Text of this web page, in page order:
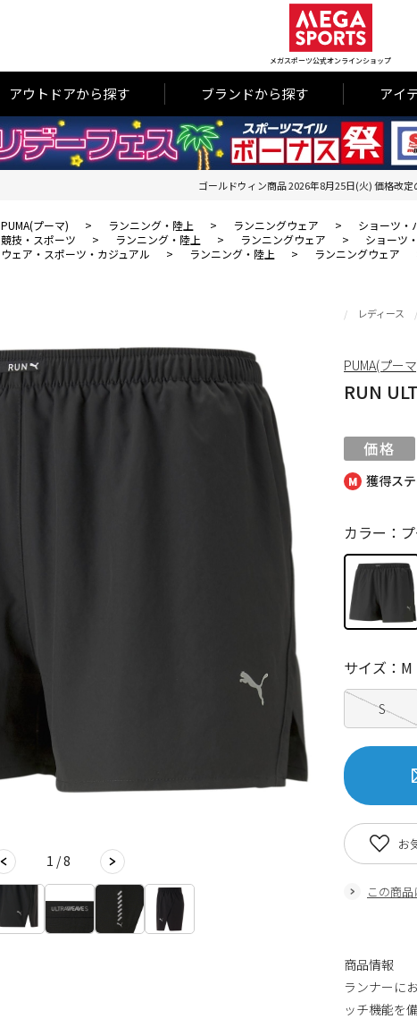
メガスポーツ公式オンラインショップ
アウトドアから探す ブランドから探す アイ
ゴールドウィン商品 2026年8月25日(火) 価格改定
PUMA(プーマ) > ランニング・陸上 > ランニングウェア > ショーツ・
競技・スポーツ > ランニング・陸上 > ランニングウェア > ショーツ
ウェア・スポーツ・カジュアル > ランニング・陸上 > ランニングウェア
1 / 8
獲得ス
レディース
RUN
カラー：
S
サイズ：M
この商
お
PUMA(プー
商品情報
ランナーに
ッチ機能を